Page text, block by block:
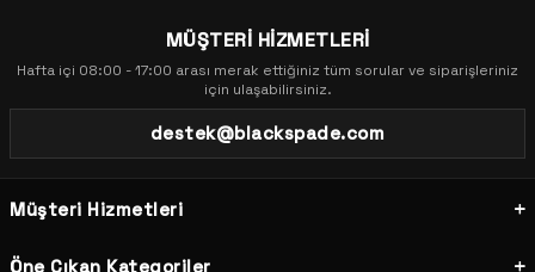
MÜŞTERİ HİZMETLERİ
Hafta içi 08:00 - 17:00 arası merak ettiğiniz tüm sorular ve siparişleriniz
için ulaşabilirsiniz.
destek@blackspade.com
Müşteri Hizmetleri
Öne Çıkan Kategoriler